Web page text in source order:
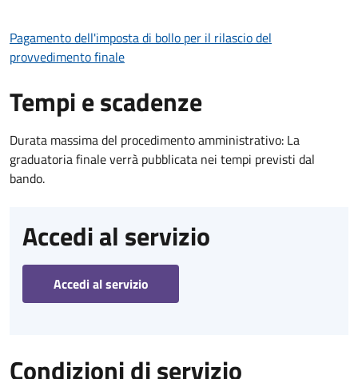
Pagamento dell'imposta di bollo per il rilascio del
provvedimento finale
Tempi e scadenze
Durata massima del procedimento amministrativo: La
graduatoria finale verrà pubblicata nei tempi previsti dal
bando.
Accedi al servizio
Accedi al servizio
Condizioni di servizio